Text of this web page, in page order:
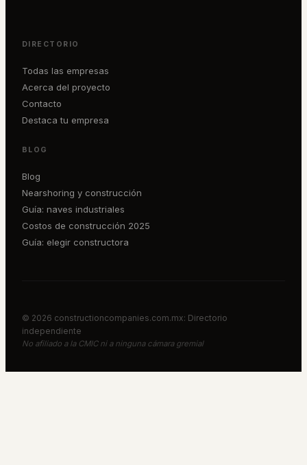
DIRECTORIO
Todas las empresas
Acerca del proyecto
Contacto
Destaca tu empresa
BLOG
Blog
Nearshoring y construcción
Guía: naves industriales
Costos de construcción 2025
Guía: elegir constructora
© 2026 constructioncompanies.com.mx: Directorio
independiente
No afiliado a la CMIC ni a ninguna cámara gremial